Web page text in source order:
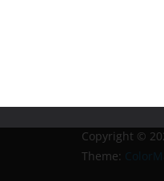
Copyright ©
Theme: